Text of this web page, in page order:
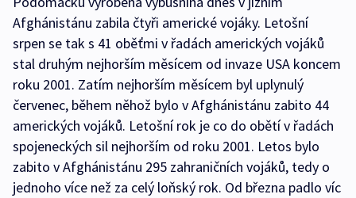
Afghánistánu zabila čtyři americké vojáky. Letošní
srpen se tak s 41 oběťmi v řadách amerických vojáků
stal druhým nejhorším měsícem od invaze USA koncem
roku 2001. Zatím nejhorším měsícem byl uplynulý
červenec, během něhož bylo v Afghánistánu zabito 44
amerických vojáků. Letošní rok je co do obětí v řadách
spojeneckých sil nejhorším od roku 2001. Letos bylo
zabito v Afghánistánu 295 zahraničních vojáků, tedy o
jednoho více než za celý loňský rok. Od března padlo víc